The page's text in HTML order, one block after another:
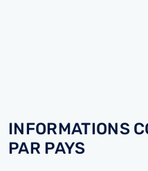
INFORMATIONS
PAR PAYS